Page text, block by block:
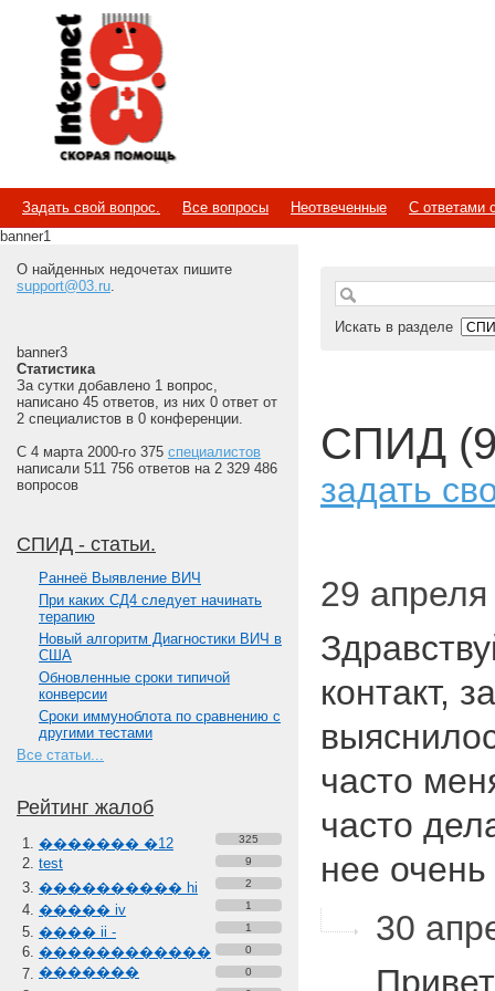
Internet
Скорая помощь
Задать свой вопрос. Все вопросы Неотвеченные
С ответами
banner1
О найденных недочетах пишите
support@03.ru.
banner3
Статистика
За сутки добавлено 1 вопрос,
написано 45 ответов, из них 0 ответ от
2 специалистов в 0 конференции.
С 4 марта 2000-го 375 специалистов
написали 511 756 ответов на 2 329 486
вопросов
СПИД - статьи.
Paннеё Выявление ВИЧ
При каких СД4 следует начинать
терапию
Новый алгоритм Диагностики ВИЧ в
США
Обновленные сроки типичой
конверсии
Сроки иммуноблота по сравнению с
другими тестами
Все статьи...
Рейтинг жалоб
������� �12 325
test 9
���������� hi 2
����� iv 1
���� ii -
������������
�������
1
0
0
Искать в разделе
СПИД
задать
29 апреля
контакт,
часто
часто
нее
30